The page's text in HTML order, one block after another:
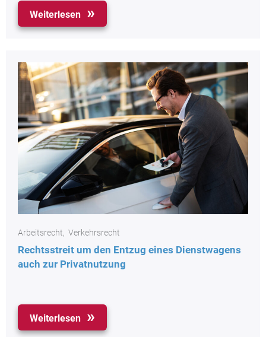
Weiterlesen
Arbeitsrecht, Verkehrsrecht
Rechtsstreit um den Entzug eines Dienstwagens
auch zur Privatnutzung
Weiterlesen